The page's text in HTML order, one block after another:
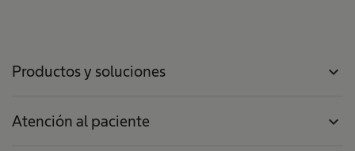
Productos y soluciones expand_more
Atención al paciente expand_more